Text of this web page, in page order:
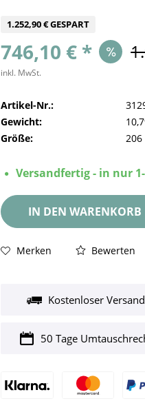
1.252,90 € GESPART
746,10 € *
inkl. MwSt.
Artikel-Nr.:
Gewicht:
Größe:
206
Versandfertig - in nur
IN DEN WARENKORB
Merken Bewerten
Kostenloser
50 Tage